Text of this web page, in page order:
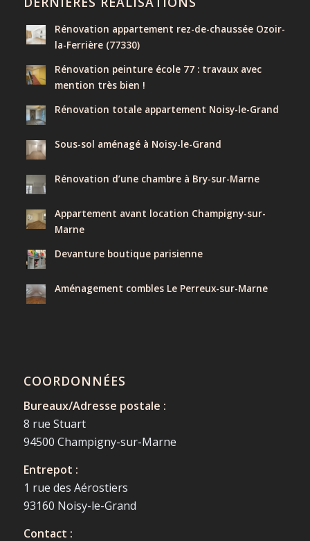
Rénovation appartement rez-de-chaussée Ozoir-
la-Ferrière (77330)
Rénovation peinture école 77 : travaux avec
mention très bien !
Rénovation totale appartement Noisy-le-Grand
Sous-sol aménagé à Noisy-le-Grand
Rénovation d’une chambre à Bry-sur-Marne
Appartement avant location Champigny-sur-
Marne
Devanture boutique parisienne
Aménagement combles Le Perreux-sur-Marne
COORDONNÉES
Bureaux/Adresse postale :
8 rue Stuart
94500 Champigny-sur-Marne
Entrepot :
1 rue des Aérostiers
93160 Noisy-le-Grand
Contact :